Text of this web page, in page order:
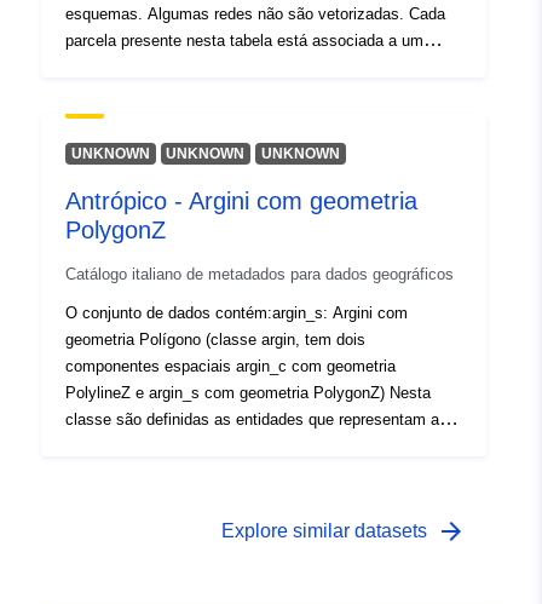
esquemas. Algumas redes não são vetorizadas. Cada
parcela presente nesta tabela está associada a um
UNKNOWN UNKNOWN UNKNOWN
Antrópico - Argini com geometria
PolygonZ
Catálogo italiano de metadados para dados geográficos
O conjunto de dados contém:argin_s: Argini com
geometria Polígono (classe argin, tem dois
componentes espaciais argin_c com geometria
PolylineZ e argin_s com geometria PolygonZ) Nesta
classe são definidas as entidades que representam as
etc., mapeados por Deteção Celerimétrica.
Explore similar datasets arrow_forward